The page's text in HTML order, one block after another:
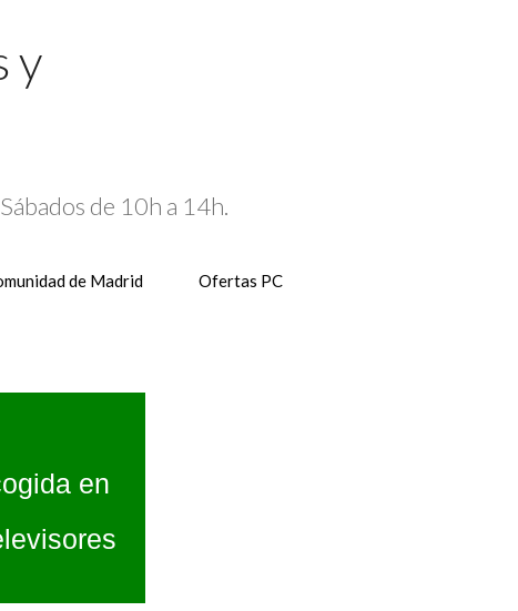
y
de 10h a 14h.
de Madrid Ofertas PC
en